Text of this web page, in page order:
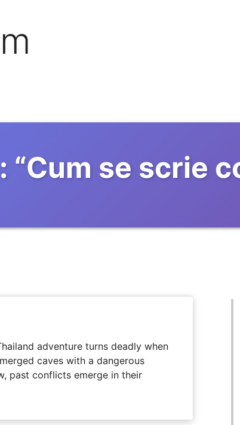
“Cum se scrie
adventure turns deadly when
caves with a dangerous
past conflicts emerge in their